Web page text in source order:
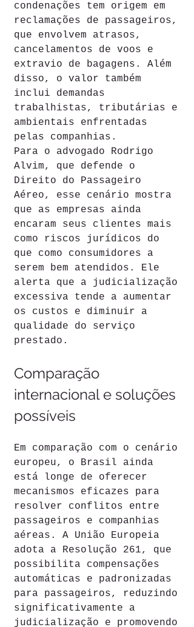
condenações tem origem em
reclamações de passageiros,
que envolvem atrasos,
cancelamentos de voos e
extravio de bagagens. Além
disso, o valor também
inclui demandas
trabalhistas, tributárias e
ambientais enfrentadas
pelas companhias.
Para o advogado Rodrigo
Alvim, que defende o
Direito do Passageiro
Aéreo, esse cenário mostra
que as empresas ainda
encaram seus clientes mais
como riscos jurídicos do
que como consumidores a
serem bem atendidos. Ele
alerta que a judicialização
excessiva tende a aumentar
os custos e diminuir a
qualidade do serviço
prestado.
Comparação
internacional e soluções
possíveis
Em comparação com o cenário
europeu, o Brasil ainda
está longe de oferecer
mecanismos eficazes para
resolver conflitos entre
passageiros e companhias
aéreas. A União Europeia
adota a Resolução 261, que
possibilita compensações
automáticas e padronizadas
para passageiros, reduzindo
significativamente a
judicialização e promovendo